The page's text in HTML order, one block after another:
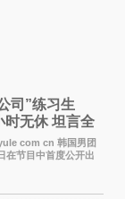
司”练习生
时无休 坦言全
cn 韩国男团
在节目中首度公开出
提及经纪公司Pledis
8月2日播出的日本